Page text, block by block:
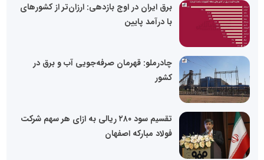
برق ایران در اوج بازدهی: ارزان‌تر از کشورهای
با درآمد پایین
چادرملو: قهرمان صرفه‌جویی آب و برق در
کشور
تقسیم سود ۲۸۰ ریالی به ازای هر سهم شرکت
فولاد مبارکه اصفهان